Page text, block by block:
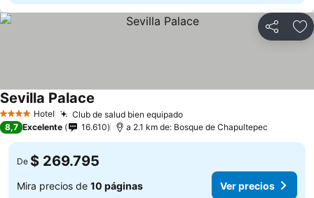
Compartir
4 EstrellasHotel Club de salud bien equipado
Sevilla Palace
8,7 Excelente 16.610 a 2.1 km de: Bosque de Chapultepec
De $ 269.795
Mira precios de 10 páginas Ver precios